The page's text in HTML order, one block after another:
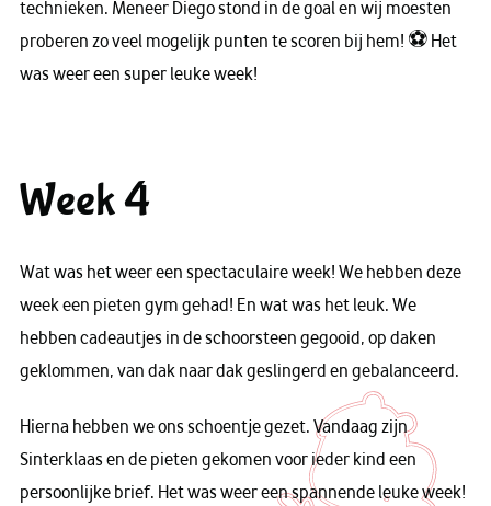
technieken. Meneer Diego stond in de goal en wij moesten
proberen zo veel mogelijk punten te scoren bij hem! ⚽ Het
was weer een super leuke week!
Week 4
Wat was het weer een spectaculaire week! We hebben deze
week een pieten gym gehad! En wat was het leuk. We
hebben cadeautjes in de schoorsteen gegooid, op daken
geklommen, van dak naar dak geslingerd en gebalanceerd.
Hierna hebben we ons schoentje gezet. Vandaag zijn
Sinterklaas en de pieten gekomen voor ieder kind een
persoonlijke brief. Het was weer een spannende leuke week!